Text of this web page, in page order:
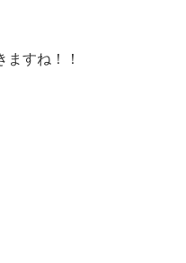
ますね！！